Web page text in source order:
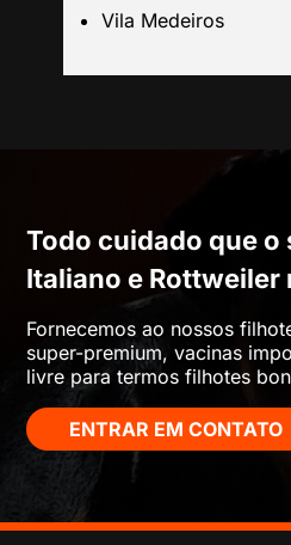
Vila Medeiros
Todo cuidado que o
Italiano e Rottweiler
Fornecemos ao nossos
super-premium, vacinas
livre para termos filhotes
ENTRAR EM CONTATO